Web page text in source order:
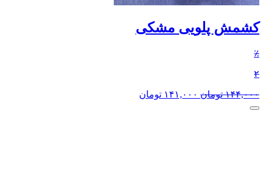
کشمش پلویی مشکی
٪
۲
۱۴۴,۰۰۰ تومان ۱۴۱,۰۰۰ تومان